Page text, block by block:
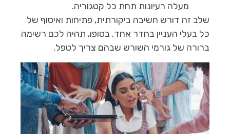
מעלה רעיונות תחת כל קטגוריה.
שלב זה דורש חשיבה ביקורתית, פתיחות ואיסוף של
כל בעלי העניין בחדר אחד. בסופו, תהיה לכם רשימה
ברורה של גורמי השורש שבהם צריך לטפל.